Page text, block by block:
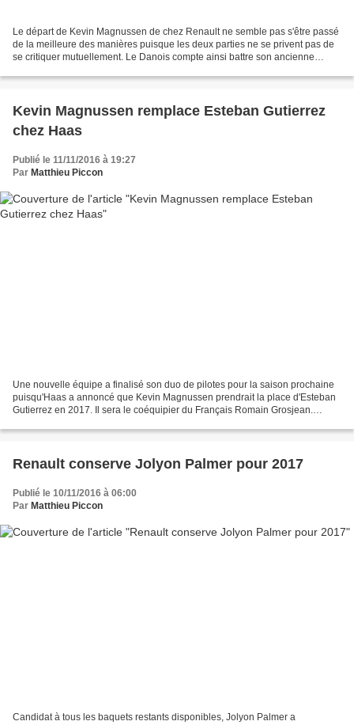
Le départ de Kevin Magnussen de chez Renault ne semble pas s'être passé
de la meilleure des manières puisque les deux parties ne se privent pas de
se critiquer mutuellement. Le Danois compte ainsi battre son ancienne
Kevin Magnussen remplace Esteban Gutierrez
chez Haas
Publié le 11/11/2016 à 19:27
Par Matthieu Piccon
Une nouvelle équipe a finalisé son duo de pilotes pour la saison prochaine
puisqu'Haas a annoncé que Kevin Magnussen prendrait la place d'Esteban
Gutierrez en 2017. Il sera le coéquipier du Français Romain Grosjean.
Renault conserve Jolyon Palmer pour 2017
Publié le 10/11/2016 à 06:00
Par Matthieu Piccon
Candidat à tous les baquets restants disponibles, Jolyon Palmer a